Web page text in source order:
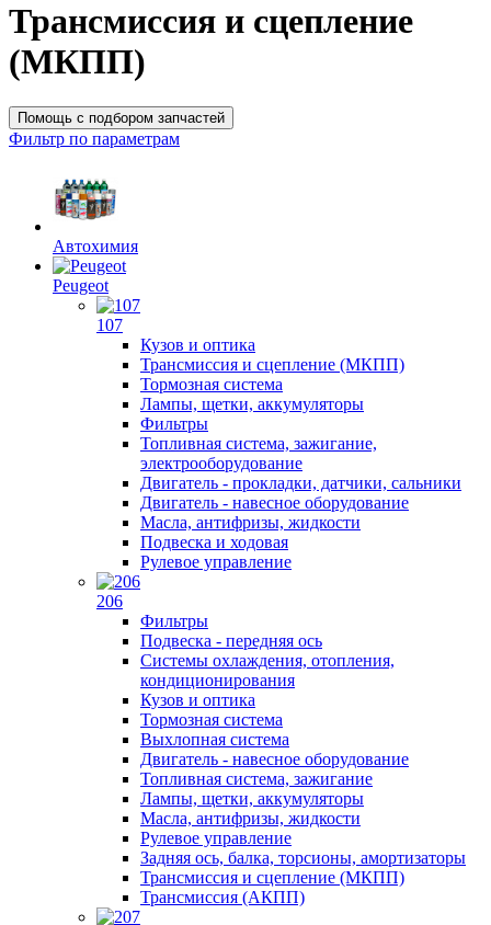
Трансмиссия и сцепление
(МКПП)
Помощь с подбором запчастей
Фильтр по параметрам
Автохимия
Peugeot
107
Кузов и оптика
Трансмиссия и сцепление (МКПП)
Тормозная система
Лампы, щетки, аккумуляторы
Фильтры
Топливная система, зажигание,
электрооборудование
Двигатель - прокладки, датчики, сальники
Двигатель - навесное оборудование
Масла, антифризы, жидкости
Подвеска и ходовая
Рулевое управление
206
Фильтры
Подвеска - передняя ось
Системы охлаждения, отопления,
кондиционирования
Кузов и оптика
Тормозная система
Выхлопная система
Двигатель - навесное оборудование
Топливная система, зажигание
Лампы, щетки, аккумуляторы
Масла, антифризы, жидкости
Рулевое управление
Задняя ось, балка, торсионы, амортизаторы
Трансмиссия и сцепление (МКПП)
Трансмиссия (АКПП)